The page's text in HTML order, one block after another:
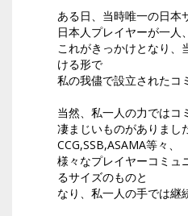
ある日、当時唯一の日本
日本人プレイヤーが一
これがきっかけとなり、
ける形で
私の我儘で設立されたコ
当然、私一人の力ではコ
凄まじいものがありまし
CCG,SSB,ASAMA等々、
様々なプレイヤーコミュ
るサイズのものと
なり、私一人の手では継